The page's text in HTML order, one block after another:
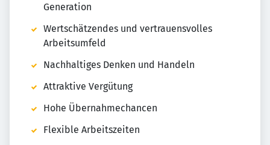
Generation
Wertschätzendes und vertrauensvolles
Arbeitsumfeld
Nachhaltiges Denken und Handeln
Attraktive Vergütung
Hohe Übernahmechancen
Flexible Arbeitszeiten